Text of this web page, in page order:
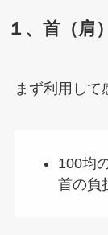
１、首（肩
まず利用して
100均
首の負